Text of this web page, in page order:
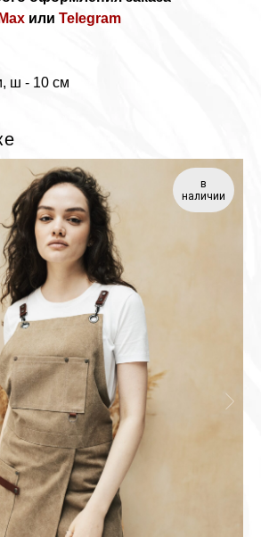
Max или Telegram
ш - 10 см
в
наличии